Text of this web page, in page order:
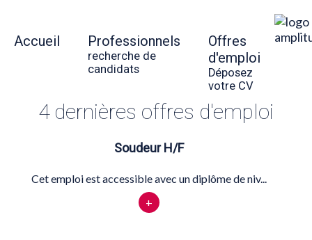
Accueil Professionnels
recherche de
candidats
Offres
d'emploi
Déposez
votre CV
4 dernières offres d'emploi
Soudeur H/F
Cet emploi est accessible avec un diplôme de niv...
+